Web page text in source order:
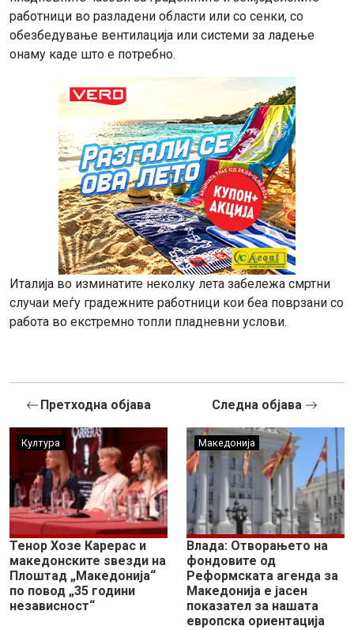
работници во разладени области или со сенки, со
обезбедување вентилација или системи за ладење
онаму каде што е потребно.
Италија во изминатите неколку лета забележа смртни
случаи меѓу градежните работници кои беа поврзани со
работа во екстремно топли пладневни услови.
Претходна објава
Култура
Тенор Хозе Карерас и
македонските ѕвезди на
Плоштад „Македонија“
по повод „35 години
независност“
Следна објава
Македонија
Влада: Отворањето на
фондовите од
Реформската агенда за
Македонија е јасен
показател за нашата
европска ориентација